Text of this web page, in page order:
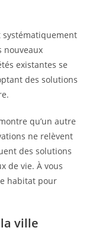
nouveaux
existantes se
des solutions
qu’un autre
ne relèvent
des solutions
de vie. À vous
habitat pour
ville